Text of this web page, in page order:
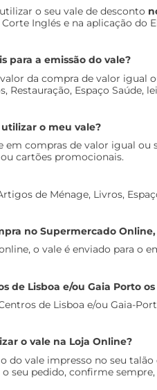
o seu vale de desconto
Inglés e na aplicação do
para a emissão do vale?
da compra de valor
Restauração, Espaço Saúde,
o meu vale?
em compras de valor igual
cartões promocionais.
de Ménage, Livros,
no Supermercado
o vale é enviado para o
de Lisboa e/ou Gaia Porto
de Lisboa e/ou Gaia-
o vale na Loja Online?
do vale impresso no seu talão
seu pedido, confirme